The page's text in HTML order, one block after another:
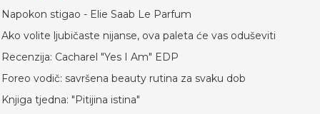
Napokon stigao - Elie Saab Le Parfum
Ako volite ljubičaste nijanse, ova paleta će vas oduševiti
Recenzija: Cacharel "Yes I Am" EDP
Foreo vodič: savršena beauty rutina za svaku dob
Knjiga tjedna: "Pitijina istina"